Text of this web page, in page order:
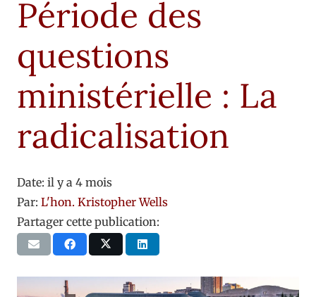
Période des
questions
ministérielle : La
radicalisation
Date: il y a 4 mois
Par: L'hon. Kristopher Wells
Partager cette publication: